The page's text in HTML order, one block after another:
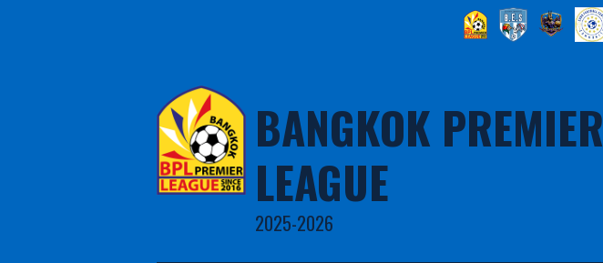
BANGKOK PREMIER
LEAGUE
2025-2026